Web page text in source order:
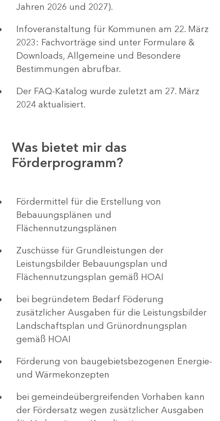
Jahren 2026 und 2027).
Infoveranstaltung für Kommunen am 22. März
2023: Fachvorträge sind unter Formulare &
Downloads, Allgemeine und Besondere
Bestimmungen abrufbar.
Der FAQ-Katalog wurde zuletzt am 27. März
2024 aktualisiert.
Was bietet mir das
Förderprogramm?
Fördermittel für die Erstellung von
Bebauungsplänen und
Flächennutzungsplänen
Zuschüsse für Grundleistungen der
Leistungsbilder Bebauungsplan und
Flächennutzungsplan gemäß HOAI
bei begründetem Bedarf Föderung
zusätzlicher Ausgaben für die Leistungsbilder
Landschaftsplan und Grünordnungsplan
gemäß HOAI
Förderung von baugebietsbezogenen Energie-
und Wärmekonzepten
bei gemeindeübergreifenden Vorhaben kann
der Fördersatz wegen zusätzlicher Ausgaben